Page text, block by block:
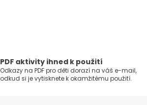
PDF aktivity ihned k použití
Odkazy na PDF pro děti dorazí na váš e-mail,
odkud si je vytisknete k okamžitému použití.